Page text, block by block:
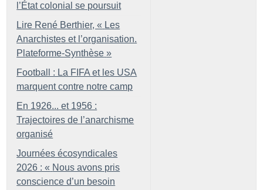
l’État colonial se poursuit
Lire René Berthier, « Les
Anarchistes et l’organisation.
Plateforme-Synthèse »
Football : La FIFA et les USA
marquent contre notre camp
En 1926... et 1956 :
Trajectoires de l’anarchisme
organisé
Journées écosyndicales
2026 : « Nous avons pris
conscience d’un besoin